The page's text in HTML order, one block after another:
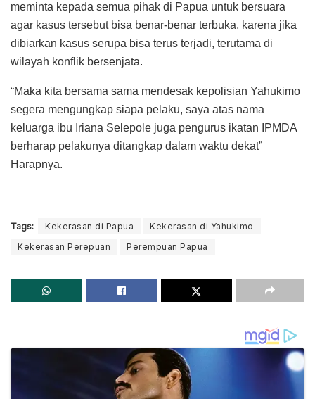
meminta kepada semua pihak di Papua untuk bersuara
agar kasus tersebut bisa benar-benar terbuka, karena jika
dibiarkan kasus serupa bisa terus terjadi, terutama di
wilayah konflik bersenjata.
“Maka kita bersama sama mendesak kepolisian Yahukimo
segera mengungkap siapa pelaku, saya atas nama
keluarga ibu Iriana Selepole juga pengurus ikatan IPMDA
berharap pelakunya ditangkap dalam waktu dekat”
Harapnya.
Tags: Kekerasan di Papua
Kekerasan di Yahukimo
Kekerasan Perepuan
Perempuan Papua